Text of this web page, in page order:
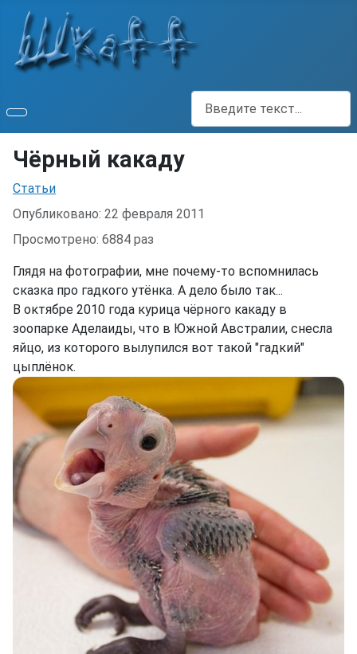
Поиск
Чёрный какаду
Информация о материале
Статьи
Опубликовано: 22 февраля 2011
Просмотрено: 6884 раз
Глядя на фотографии, мне почему-то вспомнилась
сказка про гадкого утёнка. А дело было так...
В октябре 2010 года курица чёрного какаду в
зоопарке Аделаиды, что в Южной Австралии, снесла
яйцо, из которого вылупился вот такой "гадкий"
цыплёнок.